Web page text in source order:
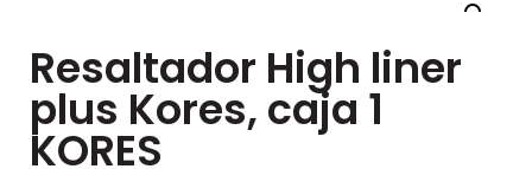
Resaltador High liner
plus Kores, caja 1
KORES